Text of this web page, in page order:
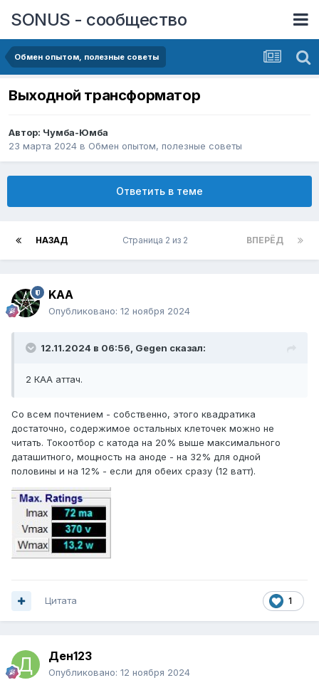
SONUS - сообщество
Обмен опытом, полезные советы
Выходной трансформатор
Автор: Чумба-Юмба
23 марта 2024 в Обмен опытом, полезные советы
Ответить в теме
НАЗАД ВПЕРЁД
Страница 2 из 2
KAA
Опубликовано: 12 ноября 2024
12.11.2024 в 06:56, Gegen сказал:
2 КАА аттач.
Со всем почтением - собственно, этого квадратика
достаточно, содержимое остальных клеточек можно не
читать. Токоотбор с катода на 20% выше максимального
даташитного, мощность на аноде - на 32% для одной
половины и на 12% - если для обеих сразу (12 ватт).
1
Цитата
Ден123
Опубликовано: 12 ноября 2024